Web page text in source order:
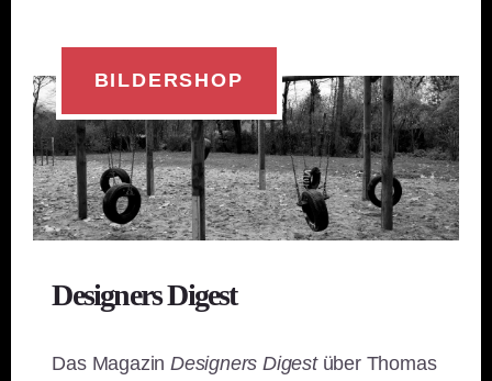
BILDERSHOP
Designers Digest
Das MagazinDesigners Digestüber Thomas